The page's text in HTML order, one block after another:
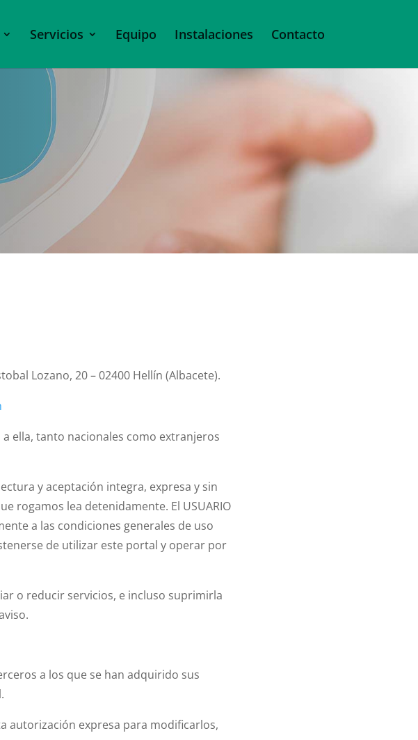
Servicios Equipo Instalaciones Contacto
Lozano, 20 – 02400 Hellín (Albacete).
ella, tanto nacionales como extranjeros
y aceptación integra, expresa y sin
rogamos lea detenidamente. El USUARIO
a las condiciones generales de uso
de utilizar este portal y operar por
o reducir servicios, e incluso suprimirla
a los que se han adquirido sus
autorización expresa para modificarlos,